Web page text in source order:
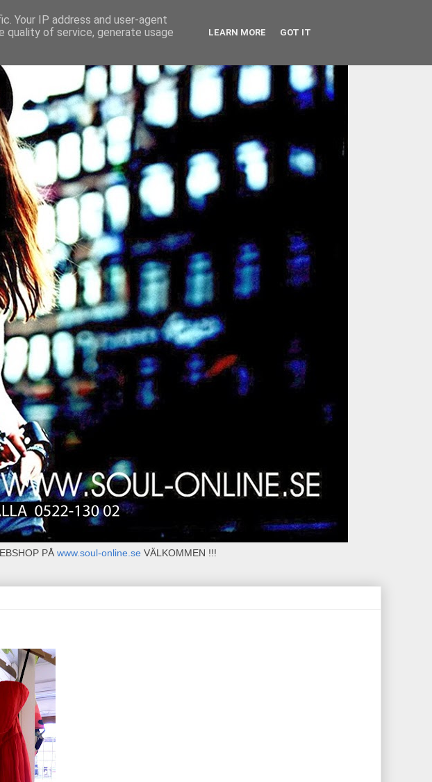
PÅ www.soul-online.se VÄLKOMMEN !!!
Your IP address and user-agent
quality of service, generate usage
LEARN MORE GOT IT